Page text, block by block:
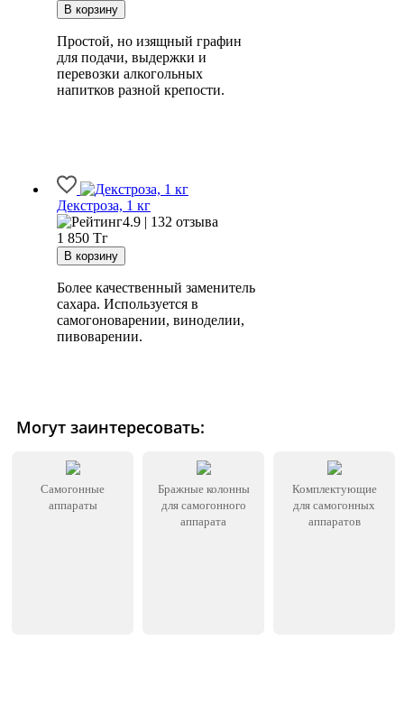
Простой, но изящный графин
для подачи, выдержки и
перевозки алкогольных
напитков разной крепости.
Декстроза, 1 кг
4.9 | 132 отзыва
1 850 Тг
Более качественный заменитель
сахара. Используется в
самогоноварении, виноделии,
пивоварении.
Могут заинтересовать:
Самогонные
аппараты
Бражные колонны
для самогонного
аппарата
Комплектующие
для самогонных
аппаратов